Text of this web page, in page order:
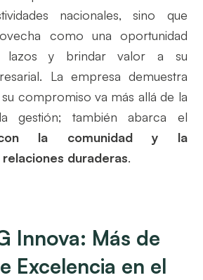
nacionales, sino que
como una oportunidad
lazos y brindar valor a su
La empresa demuestra
compromiso va más allá de la
gestión; también abarca el
con la comunidad y la
duraderas.
Innova: Más de
Excelencia en el